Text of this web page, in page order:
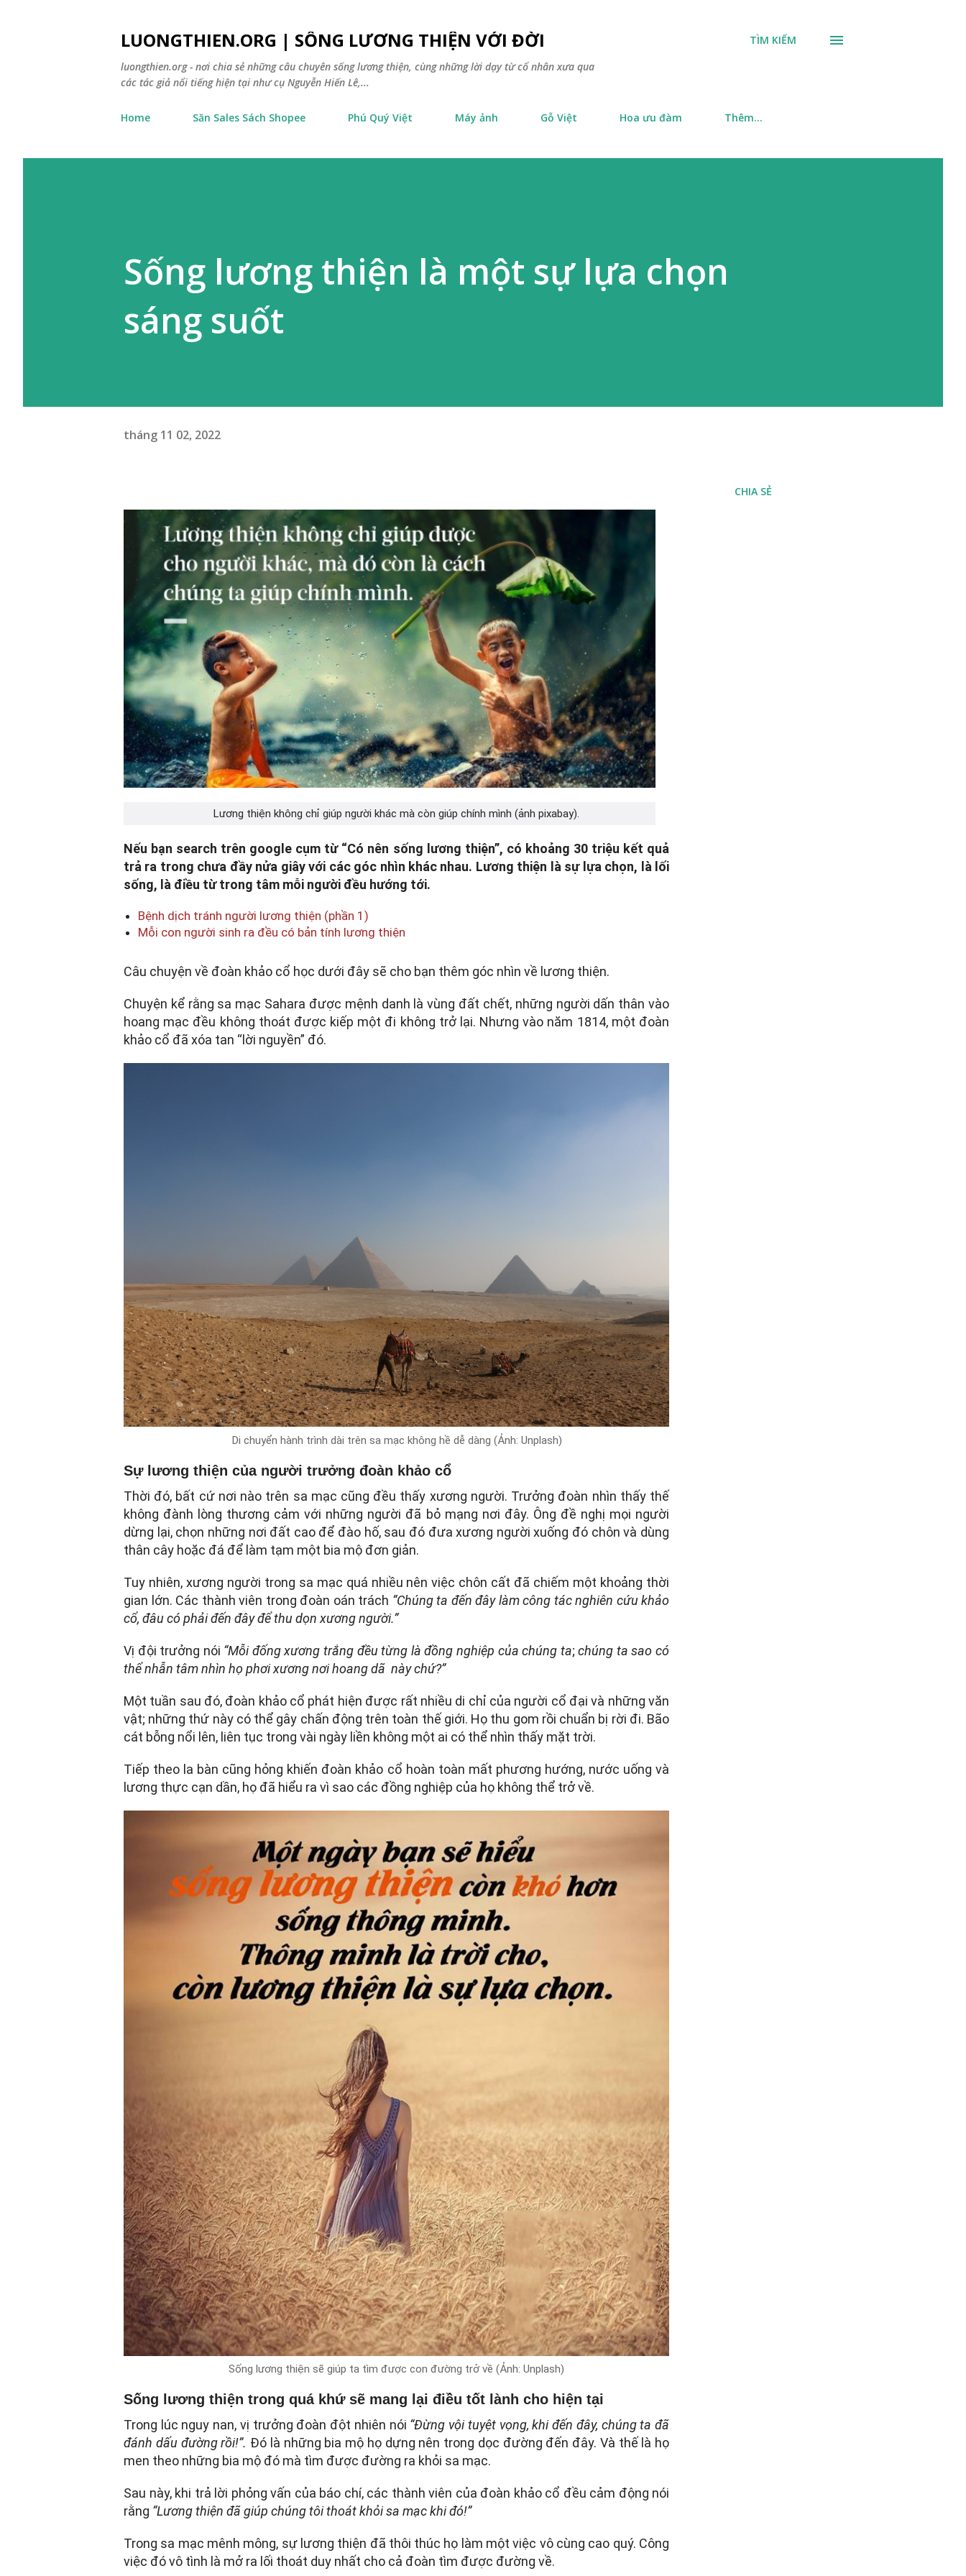
LUONGTHIEN.ORG | SỐNG LƯƠNG THIỆN VỚI ĐỜI
luongthien.org - nơi chia sẻ những câu chuyên sống lương thiện, cùng những lời dạy từ cổ nhân xưa qua
các tác giả nổi tiếng hiện tại như cụ Nguyễn Hiến Lê,...
TÌM KIẾM
Home Săn Sales Sách Shopee Phú Quý Việt Máy ảnh Gỗ Việt Hoa ưu đàm Thêm…
Sống lương thiện là một sự lựa chọn
sáng suốt
tháng 11 02, 2022
Lương thiện không chỉ giúp người khác mà còn giúp chính mình (ảnh pixabay).
Nếu bạn search trên google cụm từ “Có nên sống lương thiện”, có khoảng 30 triệu kết quả
trả ra trong chưa đầy nửa giây với các góc nhìn khác nhau. Lương thiện là sự lựa chọn, là lối
sống, là điều từ trong tâm mỗi người đều hướng tới.
Bệnh dịch tránh người lương thiện (phần 1)
Mỗi con người sinh ra đều có bản tính lương thiện
Câu chuyện về đoàn khảo cổ học dưới đây sẽ cho bạn thêm góc nhìn về lương thiện.
Chuyện kể rằng sa mạc Sahara được mệnh danh là vùng đất chết, những người dấn thân vào
hoang mạc đều không thoát được kiếp một đi không trở lại. Nhưng vào năm 1814, một đoàn
khảo cổ đã xóa tan “lời nguyền” đó.
Di chuyển hành trình dài trên sa mạc không hề dễ dàng (Ảnh: Unplash)
Sự lương thiện của người trưởng đoàn khảo cổ
Thời đó, bất cứ nơi nào trên sa mạc cũng đều thấy xương người. Trưởng đoàn nhìn thấy thế
không đành lòng thương cảm với những người đã bỏ mạng nơi đây. Ông đề nghị mọi người
dừng lại, chọn những nơi đất cao để đào hố, sau đó đưa xương người xuống đó chôn và dùng
thân cây hoặc đá để làm tạm một bia mộ đơn giản.
Tuy nhiên, xương người trong sa mạc quá nhiều nên việc chôn cất đã chiếm một khoảng thời
gian lớn. Các thành viên trong đoàn oán trách “Chúng ta đến đây làm công tác nghiên cứu khảo
cổ, đâu có phải đến đây để thu dọn xương người.”
Vị đội trưởng nói “Mỗi đống xương trắng đều từng là đồng nghiệp của chúng ta;chúng ta sao có
thể nhẫn tâm nhìn họ phơi xương nơi hoang dã này chứ?”
Một tuần sau đó, đoàn khảo cổ phát hiện được rất nhiều di chỉ của người cổ đại và những văn
vật; những thứ này có thể gây chấn động trên toàn thế giới. Họ thu gom rồi chuẩn bị rời đi. Bão
cát bỗng nổi lên, liên tục trong vài ngày liền không một ai có thể nhìn thấy mặt trời.
Tiếp theo la bàn cũng hỏng khiến đoàn khảo cổ hoàn toàn mất phương hướng, nước uống và
lương thực cạn dần, họ đã hiểu ra vì sao các đồng nghiệp của họ không thể trở về.
Sống lương thiện sẽ giúp ta tìm được con đường trở về (Ảnh: Unplash)
Sống lương thiện trong quá khứ sẽ mang lại điều tốt lành cho hiện tại
Trong lúc nguy nan, vị trưởng đoàn đột nhiên nói “Đừng vội tuyệt vọng, khi đến đây, chúng ta đã
đánh dấu đường rồi!”. Đó là những bia mộ họ dựng nên trong dọc đường đến đây. Và thế là họ
men theo những bia mộ đó mà tìm được đường ra khỏi sa mạc.
Sau này, khi trả lời phỏng vấn của báo chí, các thành viên của đoàn khảo cổ đều cảm động nói
rằng “Lương thiện đã giúp chúng tôi thoát khỏi sa mạc khi đó!”
Trong sa mạc mênh mông, sự lương thiện đã thôi thúc họ làm một việc vô cùng cao quý. Công
việc đó vô tình là mở ra lối thoát duy nhất cho cả đoàn tìm được đường về.
CHIA SẺ